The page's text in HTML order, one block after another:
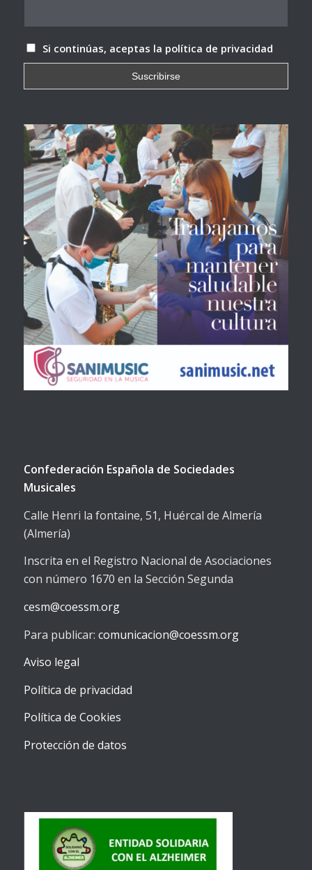
Si continúas, aceptas la política de privacidad
Confederación Española de Sociedades
Musicales
Calle Henri la fontaine, 51, Huércal de Almería
(Almería)
Inscrita en el Registro Nacional de Asociaciones
con número 1670 en la Sección Segunda
cesm@coessm.org
Para publicar: comunicacion@coessm.org
Aviso legal
Política de privacidad
Política de Cookies
Protección de datos